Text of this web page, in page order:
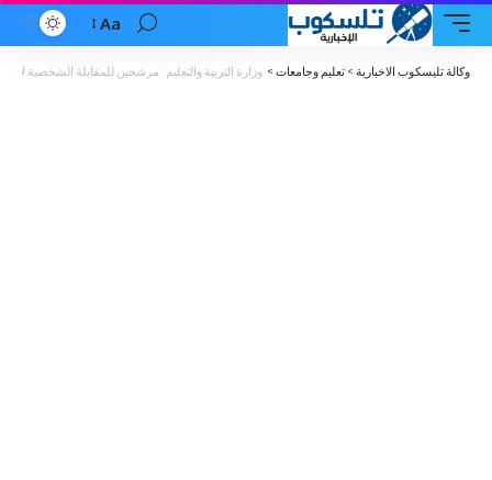
Font
Resizer
Aa
وكالة تليسكوب الاخبارية > تعليم وجامعات > وزارة التربية والتعليم : مرشحين للمقابلة الشخصية